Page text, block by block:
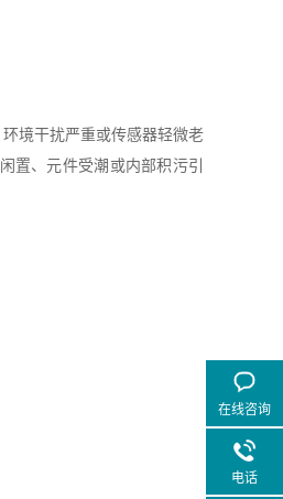
境干扰严重或传感器轻微老
置、元件受潮或内部积污引
在线咨询
电话